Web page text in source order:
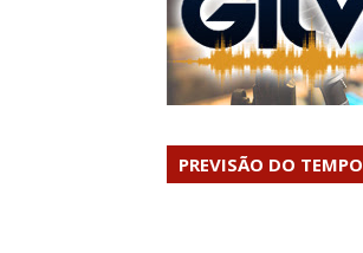
PREVISÃO DO TEMPO